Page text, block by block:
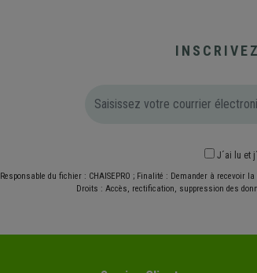
J´ai lu et
Responsable du fichier : CHAISEPRO ; Finalité : Demander à
Droits : Accès, rectification, suppression des